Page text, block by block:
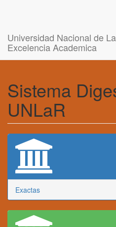
Universidad Nacional de
Excelencia Academica
Sistema
UNLaR
Exactas